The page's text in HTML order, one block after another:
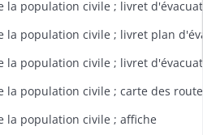
la population civile ; affiche